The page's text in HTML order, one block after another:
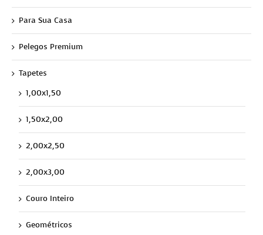
Para Sua Casa
Pelegos Premium
Tapetes
1,00x1,50
1,50x2,00
2,00x2,50
2,00x3,00
Couro Inteiro
Geométricos